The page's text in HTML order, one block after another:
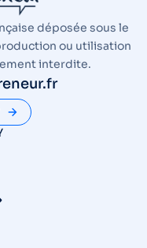
déposée sous le
ou utilisation
interdite.